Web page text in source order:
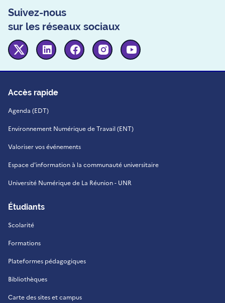
Suivez-nous
sur les réseaux sociaux
Twitter Linkedin FacebookInstagram
Accès rapide
Agenda (EDT)
Environnement Numérique de Travail (ENT)
Valoriser vos événements
Espace d'information à la communauté universitaire
Université Numérique de La Réunion - UNR
Étudiants
Scolarité
Formations
Plateformes pédagogiques
Bibliothèques
Carte des sites et campus